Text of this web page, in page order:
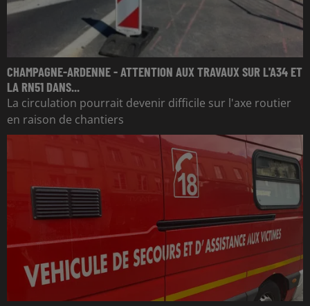
CHAMPAGNE-ARDENNE - ATTENTION AUX TRAVAUX SUR L'A34 ET
LA RN51 DANS...
La circulation pourrait devenir difficile sur l'axe routier
en raison de chantiers